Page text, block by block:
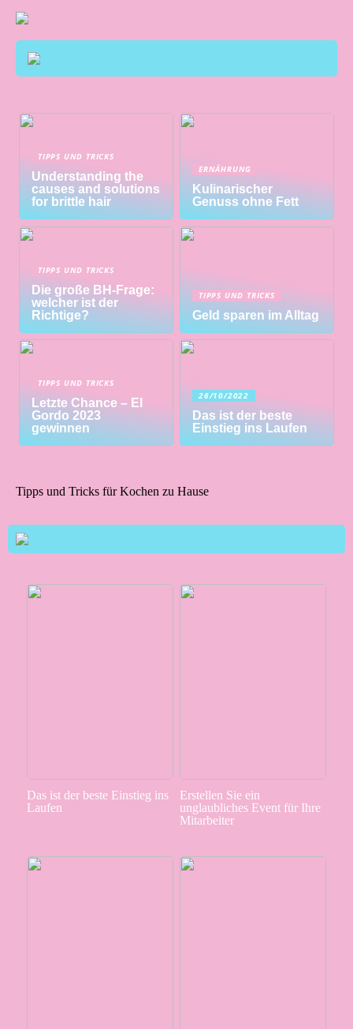
TIPPS UND TRICKS
Understanding the
causes and solutions
for brittle hair
ERNÄHRUNG
Kulinarischer
Genuss ohne Fett
TIPPS UND TRICKS
Die große BH-Frage:
welcher ist der
Richtige?
TIPPS UND TRICKS
Geld sparen im Alltag
TIPPS UND TRICKS
Letzte Chance – El
Gordo 2023
gewinnen
26/10/2022
Das ist der beste
Einstieg ins Laufen
Tipps und Tricks für Kochen zu Hause
Das ist der beste Einstieg ins
Laufen
Erstellen Sie ein
unglaubliches Event für Ihre
Mitarbeiter